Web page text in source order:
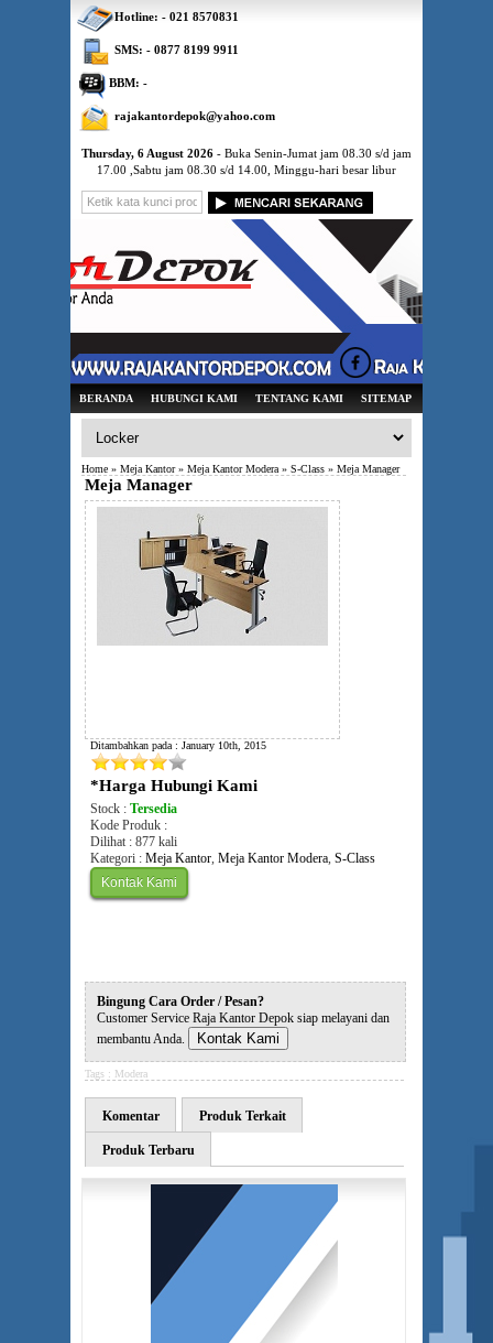
Thursday, 6 August 2026 - Buka Senin-Jumat jam 08.30 s/d jam
17.00 ,Sabtu jam 08.30 s/d 14.00, Minggu-hari besar libur
BERANDA HUBUNGI KAMI TENTANG KAMI SITEMAP
Home » Meja Kantor» Meja Kantor Modera » S-Class » Meja Manager
Meja Manager
Ditambahkan pada : January 10th, 2015
*Harga Hubungi Kami
Stock : Tersedia
Kode Produk :
Dilihat : 877 kali
Kategori : Meja Kantor, Meja Kantor Modera, S-Class
Kontak Kami
Bingung Cara Order / Pesan?
Customer Service Raja Kantor Depok siap melayani dan
membantu Anda.
Kontak Kami
Tags : Modera
Komentar Produk Terkait
Produk Terbaru
Hotline: - 021 8570831
SMS: - 0877 8199 9911
BBM: -
rajakantordepok@yahoo.com